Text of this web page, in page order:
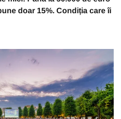
doar 15%. Condiția care îi